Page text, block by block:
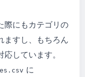
際にもカテゴリの
ますし、もちろん
しています。
に